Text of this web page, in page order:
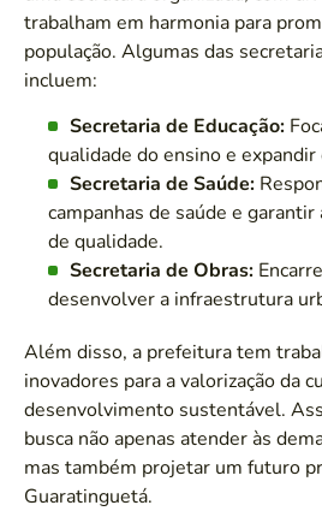
trabalham em harmonia para
população. Algumas das
incluem:
Secretaria de Educação:
qualidade do ensino e expandir
Secretaria de Saúde:
campanhas de saúde e
de qualidade.
Secretaria de Obras:
desenvolver a infraestrutura
Além disso, a prefeitura tem
inovadores para a valorização da
desenvolvimento sustentável.
busca não apenas atender às
mas também projetar um futuro
Guaratinguetá.